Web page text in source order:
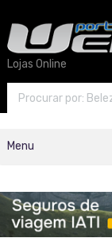
Lojas Online
Menu